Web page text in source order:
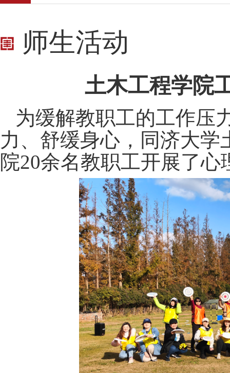
师生活动
土木工程学院
为缓解教职工的工作压
力、舒缓身心，同济大学
院20余名教职工开展了